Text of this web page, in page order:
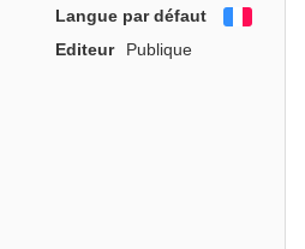
Langue par défaut
Editeur
Publique